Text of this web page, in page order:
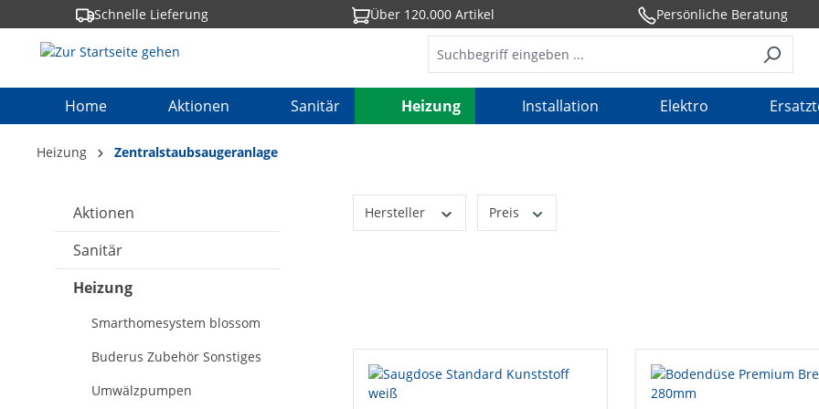
Zur Hauptnavigation springen
Schnelle Lieferung Über 120.000 Artikel Persönliche Beratung
Home Aktionen Sanitär Heizung Installation Elektro
Heizung Zentralstaubsaugeranlage
Aktionen
Sanitär
Heizung
Smarthomesystem blossom
Buderus Zubehör Sonstiges
Umwälzpumpen
Hersteller Preis